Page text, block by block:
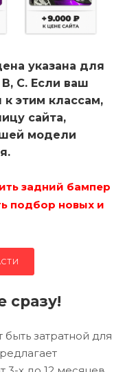
указана для
C. Если ваш
к этим классам,
сайта,
модели
задний бампер
подбор новых и
сразу!
затратной для